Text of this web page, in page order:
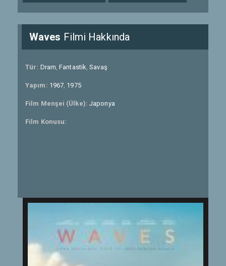
Waves Filmi Hakkında
Tür: Dram,Fantastik,Savaş
Yapım: 1967, 1975
Film Menşei (Ülke): Japonya
Film Konusu: